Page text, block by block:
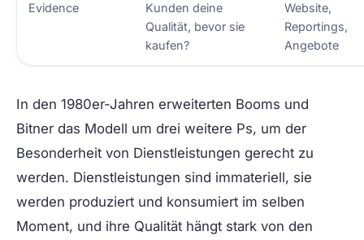
Evidence
Kunden deine
Qualität, bevor sie
kaufen?
Website,
Reportings,
Angebote
In den 1980er-Jahren erweiterten Booms und
Bitner das Modell um drei weitere Ps, um der
Besonderheit von Dienstleistungen gerecht zu
werden. Dienstleistungen sind immateriell, sie
werden produziert und konsumiert im selben
Moment, und ihre Qualität hängt stark von den